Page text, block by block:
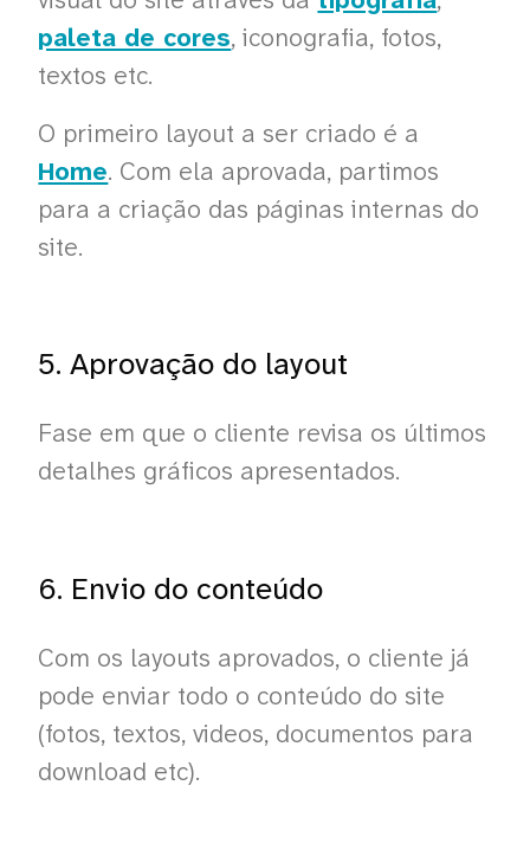
paleta de cores, iconografia, fotos,
textos etc.
O primeiro layout a ser criado é a
Home. Com ela aprovada, partimos
para a criação das páginas internas do
site.
5. Aprovação do layout
Fase em que o cliente revisa os últimos
detalhes gráficos apresentados.
6. Envio do conteúdo
Com os layouts aprovados, o cliente já
pode enviar todo o conteúdo do site
(fotos, textos, videos, documentos para
download etc).